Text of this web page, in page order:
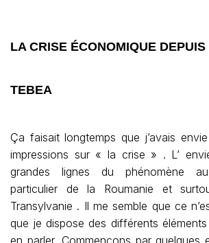
LA CRISE ÉCONOMIQUE
TEBEA
Ça faisait longtemps que j’avais
impressions sur « la crise » . L’
grandes lignes du phénomène
particulier de la Roumanie et
Transylvanie . Il me semble que ce
que je dispose des différents
en parler. Commençons par quelques